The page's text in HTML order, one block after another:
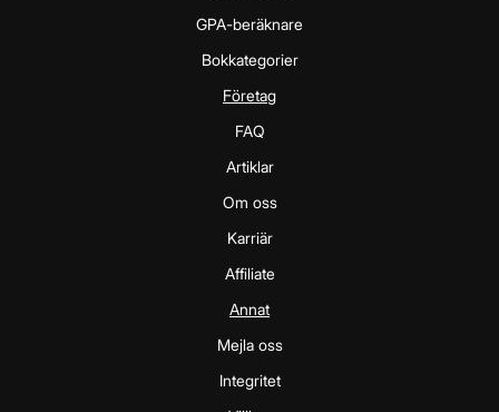
GPA-beräknare
Bokkategorier
Företag
FAQ
Artiklar
Om oss
Karriär
Affiliate
Annat
Mejla oss
Integritet